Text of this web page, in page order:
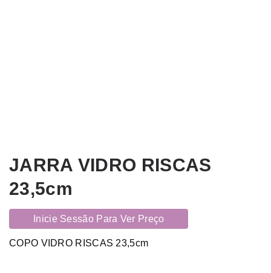
JARRA VIDRO RISCAS
23,5cm
Inicie Sessão Para Ver Preço
COPO VIDRO RISCAS 23,5cm